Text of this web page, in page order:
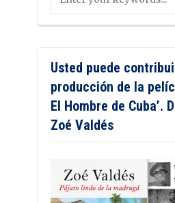
Usted puede
producción de la
El Hombre de Cuba’.
Zoé Valdés